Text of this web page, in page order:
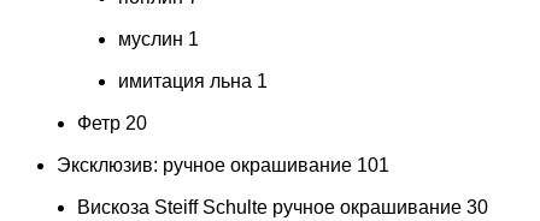
муслин 1
имитация льна 1
Фетр 20
Эксклюзив: ручное окрашивание 101
Вискоза Steiff Schulte ручное окрашивание 30